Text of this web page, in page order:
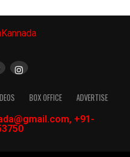
BOX OFFICE
ADVERTISE
+91-